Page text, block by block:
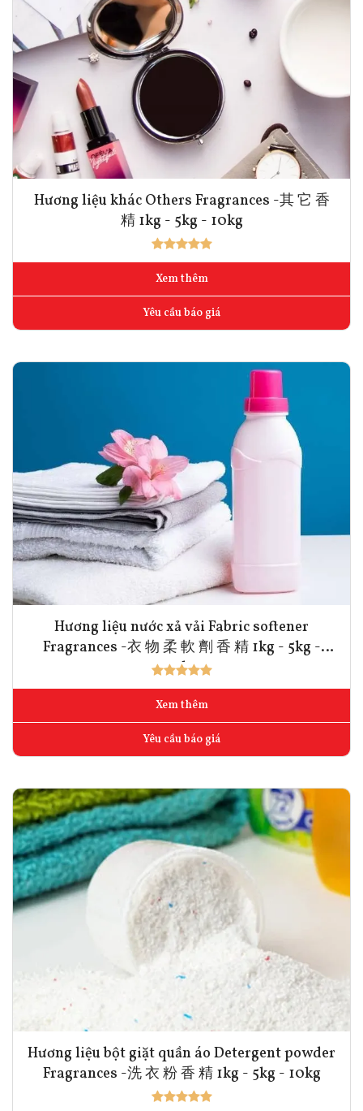
Hương liệu khác Others Fragrances -其 它 香
精 1kg - 5kg - 10kg
Xem thêm
Yêu cầu báo giá
Hương liệu nước xả vải Fabric softener
Fragrances -衣 物 柔 軟 劑 香 精 1kg - 5kg -
10kg
Xem thêm
Yêu cầu báo giá
Hương liệu bột giặt quần áo Detergent powder
Fragrances -洗 衣 粉 香 精 1kg - 5kg - 10kg